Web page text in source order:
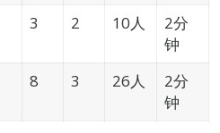
3 2 10人
2分
钟
8 3 26人
2分
钟